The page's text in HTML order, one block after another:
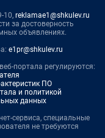
10, reklamae1@shkulev.ru
за достоверность
объявлениях.
e1pr@shkulev.ru
портала регулируются:
ПО
и политикой
данных
сервиса, специальные
не требуются